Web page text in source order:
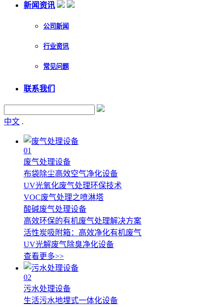
新闻资讯
公司新闻
行业资讯
常见问题
联系我们
中文 .
01
废气处理设备
布袋除尘高效空气净化设备
UV光氧化废气处理环保技术
VOC废气处理之喷淋塔
酸碱废气处理设备
高效环保的有机废气处理解决方案
活性炭吸附箱：高效净化有机废气
UV光解废气除臭净化设备
查看更多>>
02
污水处理设备
生活污水地埋式一体化设备